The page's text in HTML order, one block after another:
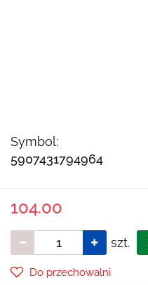
Symbol:
5907431794964
104.00
szt.
Do przechowalni